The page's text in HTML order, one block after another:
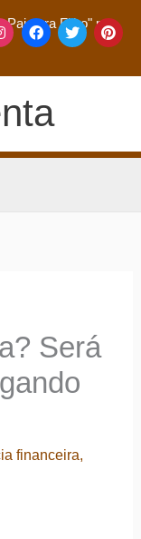
Pai para Filho"na
Será
financeira,